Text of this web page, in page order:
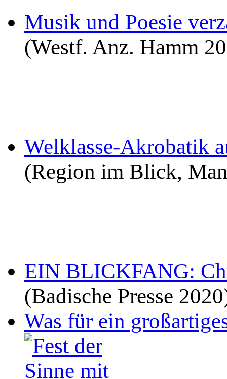
Musik und Poesie
(Westf. Anz. Hamm
Welklasse-Akrobatik
(Region im Blick,
EIN BLICKFANG:
(Badische Presse
Was für ein